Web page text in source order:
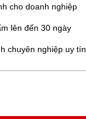
cho doanh nghiệp
lên đến 30 ngày
chuyên nghiệp uy tín